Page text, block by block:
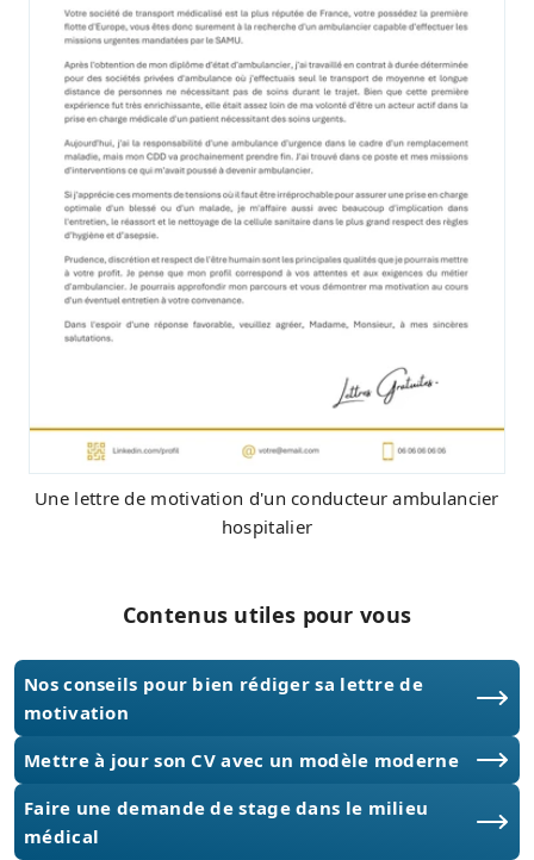
Une lettre de motivation d'un conducteur ambulancier
hospitalier
Contenus utiles pour vous
Nos conseils pour bien rédiger sa lettre de
motivation
Mettre à jour son CV avec un modèle moderne
Faire une demande de stage dans le milieu
médical